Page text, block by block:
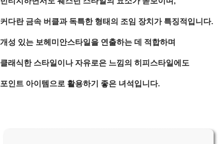
커다란 금속 버클과 독특한 형태의 조임 장치가 특징적입니다.
개성 있는 보헤미안스타일을 연출하는 데 적합하며
클래식한 스타일이나 자유로은 느낌의 히피스타일에도
포인트 아이템으로 활용하기 좋은 녀석입니다.